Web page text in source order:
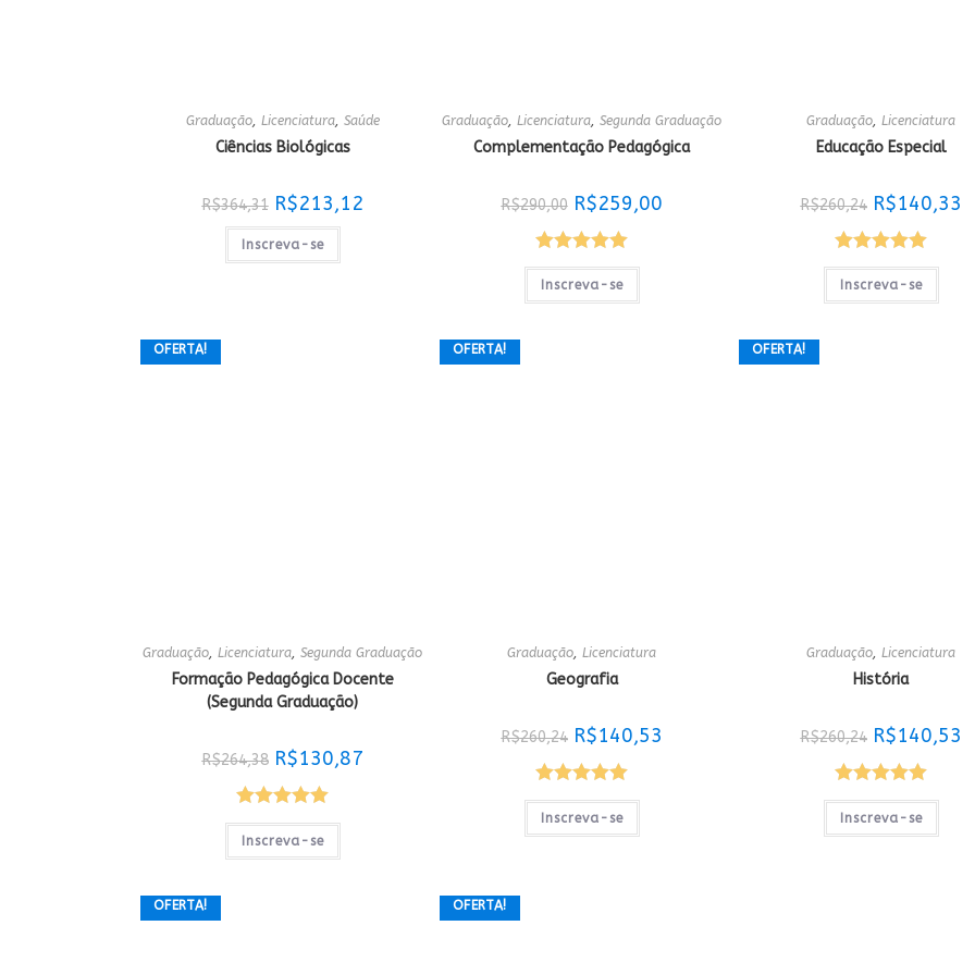
Graduação, Licenciatura, Saúde
Ciências Biológicas
R$364,31 O
preço
original
era:
R$364,31.
R$213,12O
preço
Inscreva-se
Graduação Licenciatura Segunda Graduação
Complementação Pedagógica
R$290,00 O
preço
original
era:
R$259,00O
Avaliação
5.00de 5
Inscreva-se
Graduação Licenciatura
Educação Especial
R$260,24 O
preço
original
era:
R$140,33
Avaliação
5.00de 5
Inscreva-se
OFERTA!
Graduação, Licenciatura, Segunda Graduação
Formação Pedagógica Docente
(Segunda Graduação)
R$264,38 O
preço
original
era:
R$130,87O
Avaliação
5.00de 5
Inscreva-se
OFERTA!
Graduação, Licenciatura
Geografia
R$260,24 O
preço
original
era:
R$140,53
Avaliação
5.00de 5
Inscreva-se
OFERTA!
Graduação, Licenciatura
História
R$260,24 O
preço
original
era:
R$140,53
Avaliação
5.00de 5
Inscreva-se
OFERTA! OFERTA!